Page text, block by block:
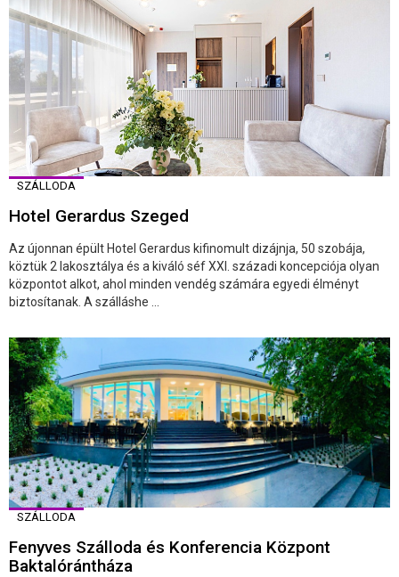
SZÁLLODA
Hotel Gerardus Szeged
Az újonnan épült Hotel Gerardus kifinomult dizájnja, 50 szobája,
köztük 2 lakosztálya és a kiváló séf XXI. századi koncepciója olyan
központot alkot, ahol minden vendég számára egyedi élményt
biztosítanak. A szálláshe ...
SZÁLLODA
Fenyves Szálloda és Konferencia Központ
Baktalórántháza